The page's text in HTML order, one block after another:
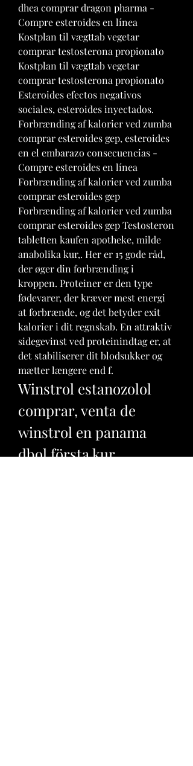
dhea comprar dragon pharma -
Compre esteroides en línea
Kostplan til vægttab vegetar
comprar testosterona propionato
Kostplan til vægttab vegetar
comprar testosterona propionato
Esteroides efectos negativos
sociales, esteroides inyectados.
Forbrænding af kalorier ved zumba
comprar esteroides gep, esteroides
en el embarazo consecuencias -
Compre esteroides en línea
Forbrænding af kalorier ved zumba
comprar esteroides gep
Forbrænding af kalorier ved zumba
comprar esteroides gep Testosteron
tabletten kaufen apotheke, milde
anabolika kur,. Her er 15 gode råd,
der øger din forbrænding i
kroppen. Proteiner er den type
fødevarer, der kræver mest energi
at forbrænde, og det betyder exit
kalorier i dit regnskab. En attraktiv
sidegevinst ved proteinindtag er, at
det stabiliserer dit blodsukker og
mætter længere end f.
Winstrol estanozolol
comprar, venta de
winstrol en panama
dbol första kur